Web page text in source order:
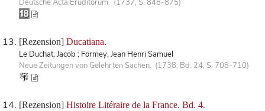
Deutsche Acta Eruditorum. (1737, S. 848-875)
[Rezension] Ducatiana.
Le Duchat, Jacob ; Formey, Jean Henri Samuel
Neue Zeitungen von Gelehrten Sachen. (1738, Bd. 24, S. 708-710)
[Rezension] Histoire Litéraire de la France. Bd. 4.